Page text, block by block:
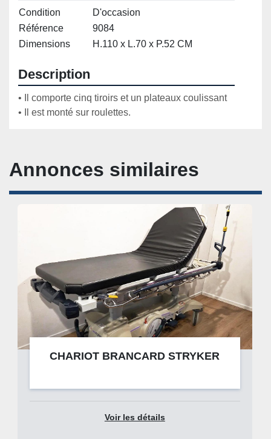
Condition
D'occasion
Référence
9084
Dimensions
H.110 x L.70 x P.52 CM
Description
• Il comporte cinq tiroirs et un plateaux coulissant
• Il est monté sur roulettes.
Annonces similaires
CHARIOT BRANCARD STRYKER
Voir les détails